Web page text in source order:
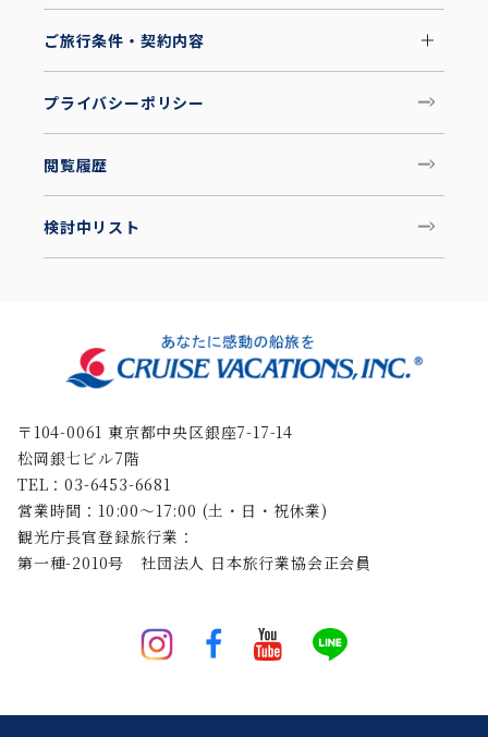
ご旅行条件・契約内容
プライバシーポリシー
閲覧履歴
検討中リスト
〒104-0061 東京都中央区銀座7-17-14
松岡銀七ビル7階
TEL：03-6453-6681
営業時間：10:00〜17:00 (土・日・祝休業)
観光庁長官登録旅行業：
第一種-2010号 社団法人 日本旅行業協会正会員